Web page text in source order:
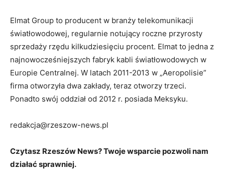
Elmat Group to producent w branży telekomunikacji
światłowodowej, regularnie notujący roczne przyrosty
sprzedaży rzędu kilkudziesięciu procent. Elmat to jedna z
najnowocześniejszych fabryk kabli światłowodowych w
Europie Centralnej. W latach 2011-2013 w „Aeropolisie”
firma otworzyła dwa zakłady, teraz otworzy trzeci.
Ponadto swój oddział od 2012 r. posiada Meksyku.
redakcja@rzeszow-news.pl
Czytasz Rzeszów News? Twoje wsparcie pozwoli nam
działać sprawniej.